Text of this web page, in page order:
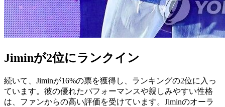
Jiminが2位にランクイン
続いて、Jiminが16%の票を獲得し、ランキングの2位に入っ
ています。彼の優れたパフォーマンスや親しみやすい性格
は、ファンからの高い評価を受けています。Jiminのオーラ